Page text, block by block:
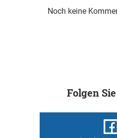
Noch keine
Folgen